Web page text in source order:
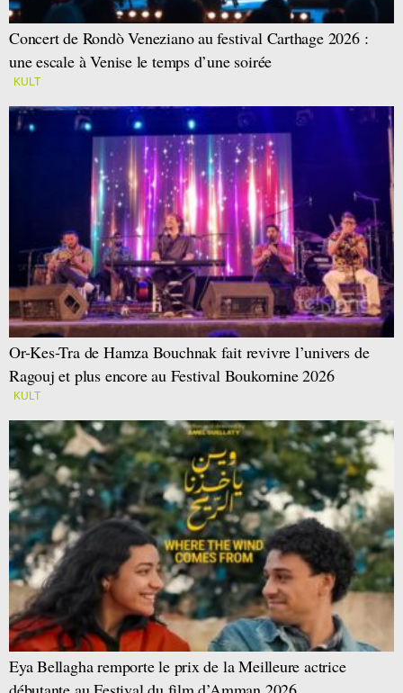
Concert de Rondò Veneziano au festival Carthage 2026 :
une escale à Venise le temps d’une soirée
KULT
Or-Kes-Tra de Hamza Bouchnak fait revivre l’univers de
Ragouj et plus encore au Festival Boukornine 2026
KULT
Eya Bellagha remporte le prix de la Meilleure actrice